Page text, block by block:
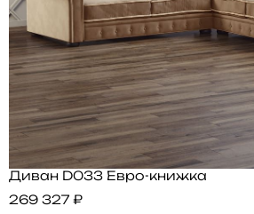
Диван D033 Евро-книжка
269 327 ₽